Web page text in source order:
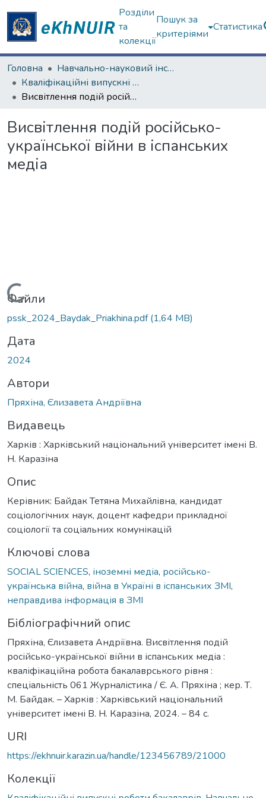
Розділи
та
колекції
Пошук за
критеріями
Статистика
Головна
Навчально-науковий інститут соціології та медіакомунікацій
Кваліфікаційні випускні роботи бакалаврів. Навчально-науковий інститут соціології та медіакомунікацій
Висвітлення подій російсько-української війни в іспанських медіа
Висвітлення подій російсько-
української війни в іспанських
медіа
Вантажиться...
Файли
pssk_2024_Baydak_Priakhina.pdf(1,64 MB)
Дата
2024
Автори
Пряхіна, Єлизавета Андріївна
Видавець
Харків : Харківський національний університет імені В.
Н. Каразіна
Опис
Керівник: Байдак Тетяна Михайлівна, кандидат
соціологічних наук, доцент кафедри прикладної
соціології та соціальних комунікацій
Ключові слова
SOCIAL SCIENCES, іноземні медіа, російсько-
українська війна, війна в Україні в іспанських ЗМІ,
неправдива інформація в ЗМІ
Бібліографічний опис
Пряхіна, Єлизавета Андріївна. Висвітлення подій
російсько-української війни в іспанських медіа :
кваліфікаційна робота бакалаврського рівня :
спеціальність 061 Журналістика / Є. А. Пряхіна ; кер. Т.
М. Байдак. – Харків : Харківський національний
університет імені В. Н. Каразіна, 2024. – 84 с.
URI
https://ekhnuir.karazin.ua/handle/123456789/21000
Колекції